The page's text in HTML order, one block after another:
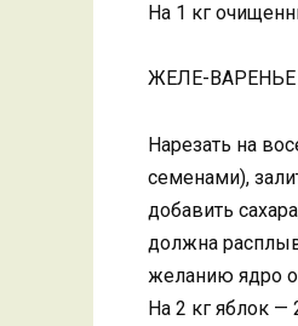
На 1 кг
ЖЕЛЕ-
Нарезать на
семенами),
добавить
должна
желанию ядро
На 2 кг яблок —